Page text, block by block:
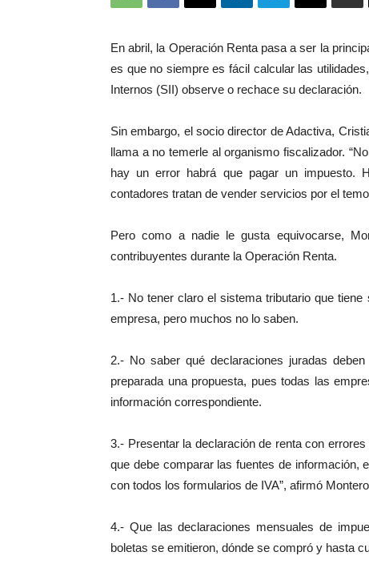
En abril, la Operación Renta pasa a ser la
es que no siempre es fácil calcular las
Internos (SII) observe o rechace su declaración.
Sin embargo, el socio director de Adactiva,
llama a no temerle al organismo fiscalizador.
hay un error habrá que pagar un impuesto.
contadores tratan de vender servicios por el
Pero como a nadie le gusta equivocarse,
contribuyentes durante la Operación Renta.
1.- No tener claro el sistema tributario que
empresa, pero muchos no lo saben.
2.- No saber qué declaraciones juradas
preparada una propuesta, pues todas las
información correspondiente.
3.- Presentar la declaración de renta con
que debe comparar las fuentes de información,
con todos los formularios de IVA”, afirmó
4.- Que las declaraciones mensuales de
boletas se emitieron, dónde se compró y hasta